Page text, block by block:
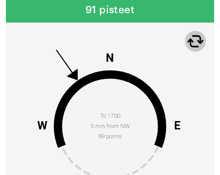
91 pisteet
To 17:00
5 m/s from NW
89 points
N
E
W